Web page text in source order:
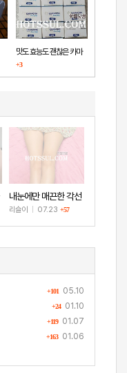
맛도 효능도 괜찮은 카마
그라
+3
내눈에만 매끈한 각선
미
리슬이 07.23 +57
+101 05.10
+24 01.10
+119 01.07
+163 01.06